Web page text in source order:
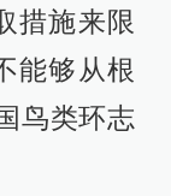
措施来限
能够从根
鸟类环志